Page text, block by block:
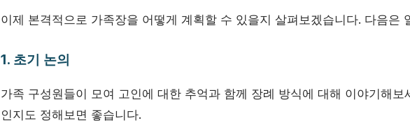
이제 본격적으로 가족장을 어떻게 계획할 수 있을지 살펴보겠습니다. 다음은
1. 초기 논의
가족 구성원들이 모여 고인에 대한 추억과 함께 장례 방식에 대해 이야기해보
인지도 정해보면 좋습니다.